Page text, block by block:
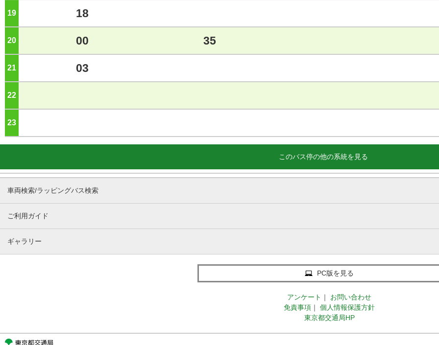
19 18
20 00 35
21 03
22
23
このバス停の他の系統を見る
車両検索/ラッピングバス検索
ご利用ガイド
ギャラリー
PC版を見る
アンケート ｜
お問い合わせ
免責事項 ｜
個人情報保護方針
東京都交通局HP